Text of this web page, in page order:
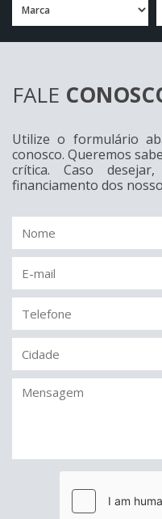
FALE
Utilize o formulário
conosco. Queremos
crítica. Caso
financiamento dos